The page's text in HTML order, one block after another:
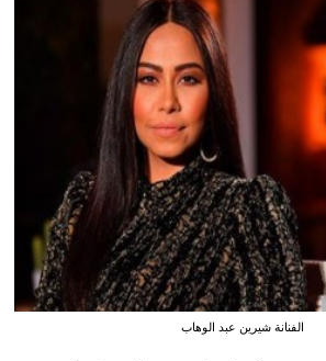
الفنانة شيرين عبد الوهاب